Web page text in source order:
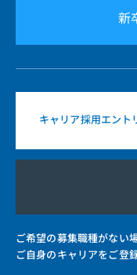
新
キャリア採用エント
ご希望の募集職種がない場
ご自身のキャリアをご登